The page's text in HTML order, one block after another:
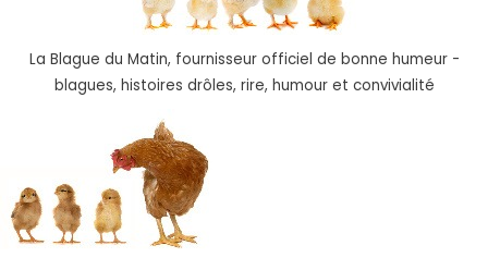
La Blague du Matin, fournisseur officiel de bonne humeur -
blagues, histoires drôles, rire, humour et convivialité